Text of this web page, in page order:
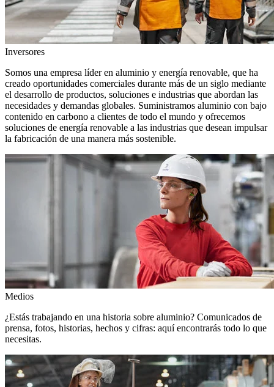
Inversores
Somos una empresa líder en aluminio y energía renovable, que ha
creado oportunidades comerciales durante más de un siglo mediante
el desarrollo de productos, soluciones e industrias que abordan las
necesidades y demandas globales. Suministramos aluminio con bajo
contenido en carbono a clientes de todo el mundo y ofrecemos
soluciones de energía renovable a las industrias que desean impulsar
la fabricación de una manera más sostenible.
Medios
¿Estás trabajando en una historia sobre aluminio? Comunicados de
prensa, fotos, historias, hechos y cifras: aquí encontrarás todo lo que
necesitas.